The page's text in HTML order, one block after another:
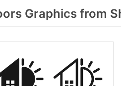
Graphics from